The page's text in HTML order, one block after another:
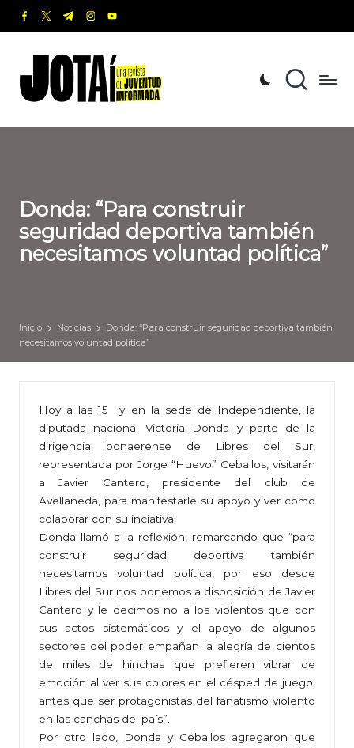
Saltar
contenido
facebook.com
twitter.com
t.me instagram.com
youtube.com
o
t
revista
de
Informada
Donda: “Para construir
seguridad deportiva también
necesitamos voluntad política”
Inicio Noticias
Donda: “Para construir seguridad deportiva también
necesitamos voluntad política”
Hoy a las 15 y en la sede de Independiente, la
diputada nacional Victoria Donda y parte de la
dirigencia bonaerense de Libres del Sur,
representada por Jorge “Huevo” Ceballos, visitarán
a Javier Cantero, presidente del club de
Avellaneda, para manifestarle su apoyo y ver como
colaborar con su inciativa.
Donda llamó a la reflexión, remarcando que “para
construir seguridad deportiva también
necesitamos voluntad política, por eso desde
Libres del Sur nos ponemos a disposición de Javier
Cantero y le decimos no a los violentos que con
sus actos sistemáticos y el apoyo de algunos
sectores del poder empañan la alegría de cientos
de miles de hinchas que prefieren vibrar de
emoción al ver sus colores en el césped de juego,
antes que ser protagonistas del fanatismo violento
en las canchas del país”.
Por otro lado, Donda y Ceballos agregaron que